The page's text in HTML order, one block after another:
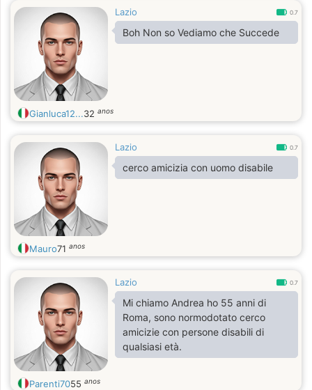
Lazio 0.7
Boh Non so Vediamo che Succede
Gianluca12...32 anos
Lazio 0.7
cerco amicizia con uomo disabile
Mauro71 anos
Lazio 0.7
Mi chiamo Andrea ho 55 anni di
Roma, sono normodotato cerco
amicizie con persone disabili di
qualsiasi età.
Parenti7055 anos